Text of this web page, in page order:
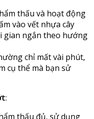
thấu và hoạt động
vào vết nhựa cây
ngắn theo hướng
chỉ mất vài phút,
cụ thể mà bạn sử
:
thấu đủ, sử dụng